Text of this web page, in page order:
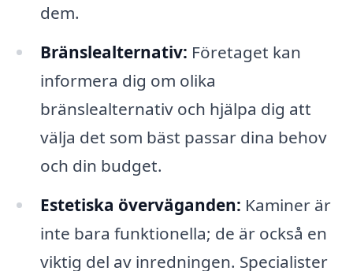
dem.
Bränslealternativ: Företaget kan
informera dig om olika
bränslealternativ och hjälpa dig att
välja det som bäst passar dina behov
och din budget.
Estetiska överväganden: Kaminer är
inte bara funktionella; de är också en
viktig del av inredningen. Specialister